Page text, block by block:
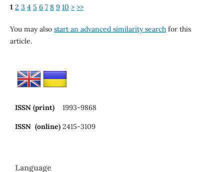
1 2 3 4 5 6 7 8 9 10 > >>
You may also start an advanced similarity searchfor this
article.
ISSN (print) 1993-9868
ISSN (online) 2415-3109
Language